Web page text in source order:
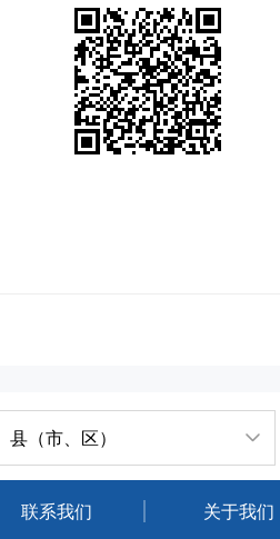
县（市、区）
联系我们 关于我们